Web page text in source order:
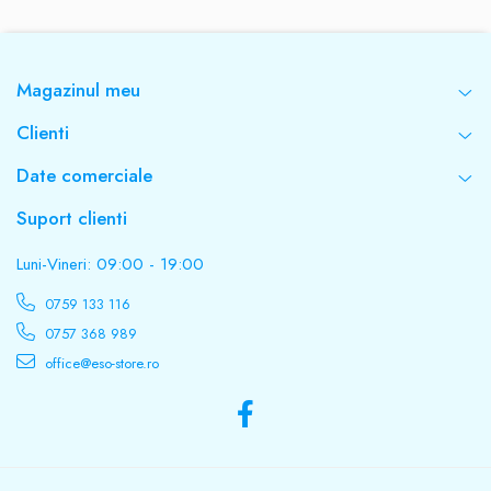
Magazinul meu
Clienti
Date comerciale
Suport clienti
Luni-Vineri: 09:00 - 19:00
0759 133 116
0757 368 989
office@eso-store.ro